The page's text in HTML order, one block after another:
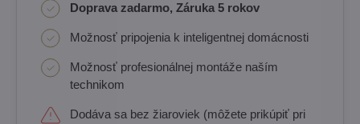
Doprava zadarmo, Záruka 5 rokov
Možnosť pripojenia k inteligentnej domácnosti
Možnosť profesionálnej montáže naším
technikom
Dodáva sa bez žiaroviek (môžete prikúpiť pri